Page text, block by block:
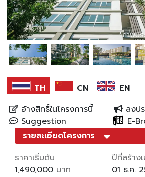
*ภาพปร
*ภาพปร
*ภาพปร
*ภาพประกอบการโฆษณา
TH CN
EN
อ้างสิทธิ์ในโครงการนี้
ลงป
Suggestion
E-
รายละเอียดโครงการ
ราคาเริ่มต้น
1,490,000 บาท
ปีที่สร้าง
01 ธ.ค.